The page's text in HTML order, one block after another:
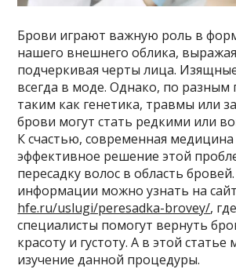
Брови играют важную роль в
нашего внешнего облика,
подчеркивая черты лица.
всегда в моде. Однако, по разным
таким как генетика, травмы или
брови могут стать редкими или
К счастью, современная медицина
эффективное решение этой
пересадку волос в область
информации можно узнать на
hfe.ru/uslugi/peresadka-brovey/,
специалисты помогут вернуть
красоту и густоту. А в этой статье
изучение данной процедуры.